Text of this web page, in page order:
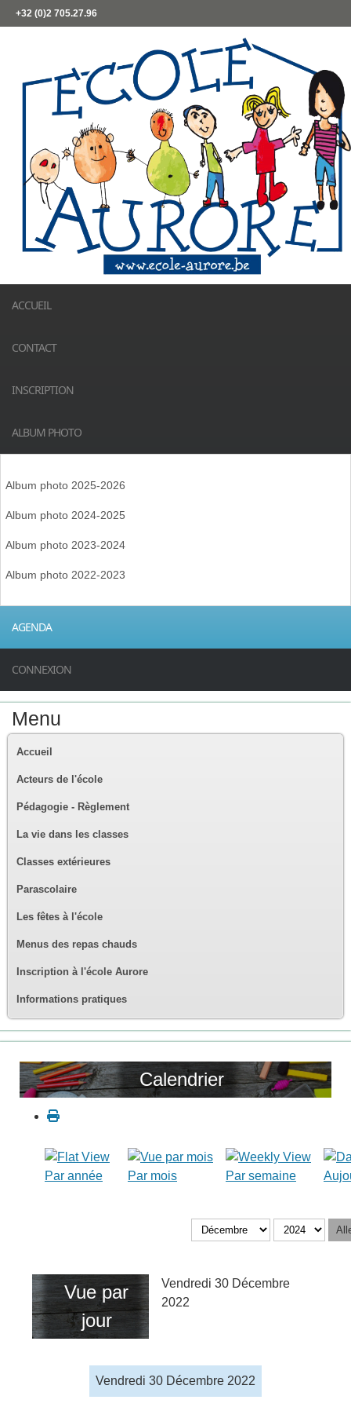
+32 (0)2 705.27.96
ACCUEIL
CONTACT
INSCRIPTION
ALBUM PHOTO
Album photo 2025-2026
Album photo 2024-2025
Album photo 2023-2024
Album photo 2022-2023
AGENDA
CONNEXION
Menu
Accueil
Acteurs de l'école
Pédagogie - Règlement
La vie dans les classes
Classes extérieures
Parascolaire
Les fêtes à l'école
Menus des repas chauds
Inscription à l'école Aurore
Informations pratiques
Calendrier
Par année Par mois Par semaine
Vue par
jour
Vendredi 30 Décembre
2022
Vendredi 30 Décembre 2022